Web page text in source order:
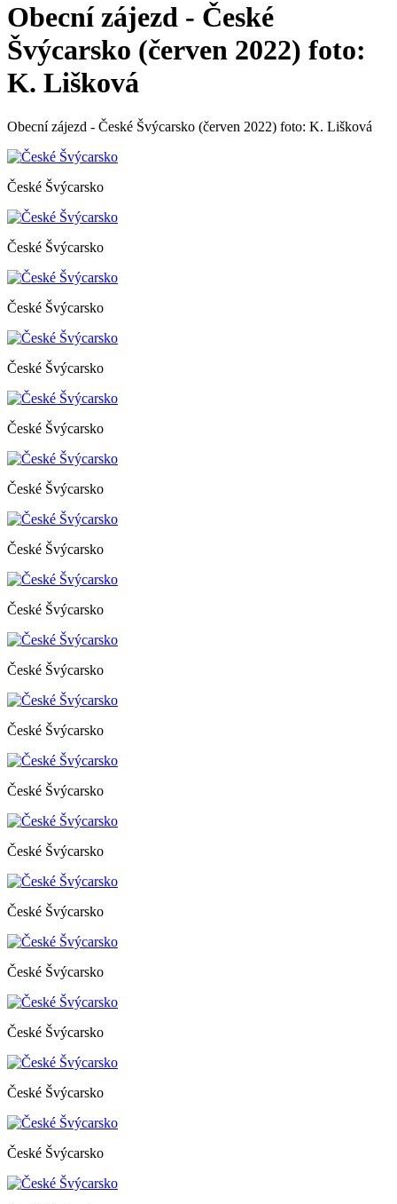
Obecní zájezd - České
Švýcarsko (červen 2022) foto:
K. Lišková
Obecní zájezd - České Švýcarsko (červen 2022) foto: K. Lišková
České Švýcarsko
České Švýcarsko
České Švýcarsko
České Švýcarsko
České Švýcarsko
České Švýcarsko
České Švýcarsko
České Švýcarsko
České Švýcarsko
České Švýcarsko
České Švýcarsko
České Švýcarsko
České Švýcarsko
České Švýcarsko
České Švýcarsko
České Švýcarsko
České Švýcarsko